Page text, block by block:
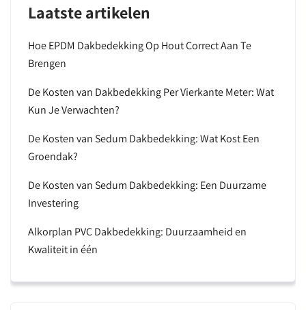
Laatste artikelen
Hoe EPDM Dakbedekking Op Hout Correct Aan Te
Brengen
De Kosten van Dakbedekking Per Vierkante Meter: Wat
Kun Je Verwachten?
De Kosten van Sedum Dakbedekking: Wat Kost Een
Groendak?
De Kosten van Sedum Dakbedekking: Een Duurzame
Investering
Alkorplan PVC Dakbedekking: Duurzaamheid en
Kwaliteit in één